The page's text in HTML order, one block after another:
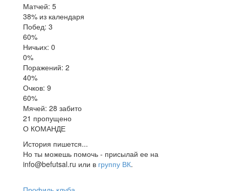
Матчей: 5
38% из календаря
Побед: 3
60%
Ничьих: 0
0%
Поражений: 2
40%
Очков: 9
60%
Мячей: 28 забито
21 пропущено
О КОМАНДЕ
История пишется...
Но ты можешь помочь - присылай ее на
info@befutsal.ru или в группу ВК.